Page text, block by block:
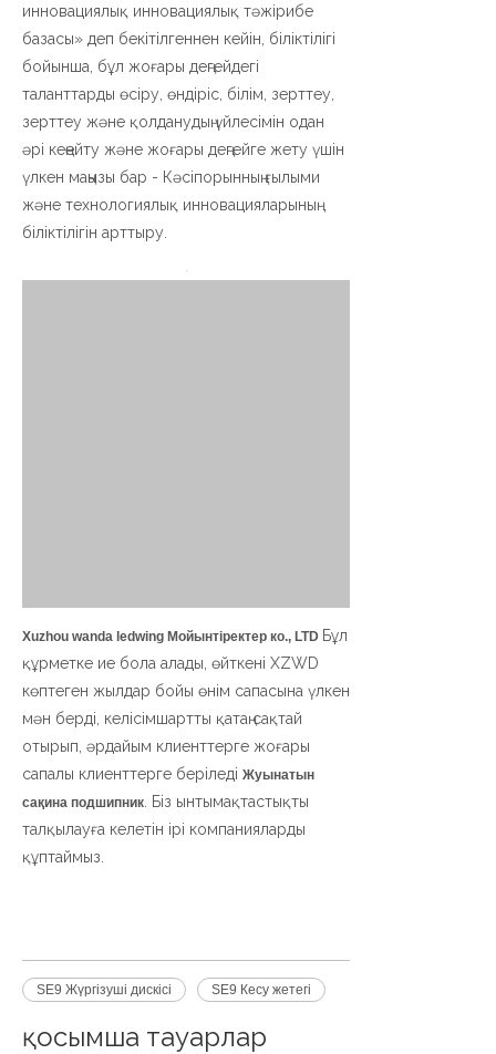
инновациялық инновациялық тәжірибе
базасы» деп бекітілгеннен кейін, біліктілігі
бойынша, бұл жоғары деңгейдегі
таланттарды өсіру, өндіріс, білім, зерттеу,
зерттеу және қолданудың үйлесімін одан
әрі кеңейту және жоғары деңгейге жету үшін
үлкен маңызы бар - Кәсіпорынның ғылыми
және технологиялық инновацияларының
біліктілігін арттыру.
Xuzhou wanda ledwing Мойынтіректер ко., LTD Бұл
құрметке ие бола алады, өйткені XZWD
көптеген жылдар бойы өнім сапасына үлкен
мән берді, келісімшартты қатаң сақтай
отырып, әрдайым клиенттерге жоғары
сапалы клиенттерге беріледі Жуынатын
сақина подшипник . Біз ынтымақтастықты
талқылауға келетін ірі компанияларды
құптаймыз.
SE9 Жүргізуші дискісі SE9 Кесу жетегі
қосымша тауарлар